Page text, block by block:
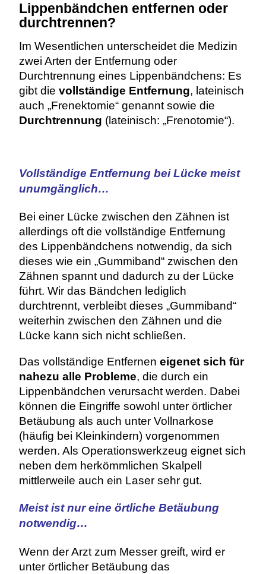
Lippenbändchen entfernen oder
durchtrennen?
Im Wesentlichen unterscheidet die Medizin
zwei Arten der Entfernung oder
Durchtrennung eines Lippenbändchens: Es
gibt die vollständige Entfernung, lateinisch
auch „Frenektomie“ genannt sowie die
Durchtrennung (lateinisch: „Frenotomie“).
Vollständige Entfernung bei Lücke meist
unumgänglich…
Bei einer Lücke zwischen den Zähnen ist
allerdings oft die vollständige Entfernung
des Lippenbändchens notwendig, da sich
dieses wie ein „Gummiband“ zwischen den
Zähnen spannt und dadurch zu der Lücke
führt. Wir das Bändchen lediglich
durchtrennt, verbleibt dieses „Gummiband“
weiterhin zwischen den Zähnen und die
Lücke kann sich nicht schließen.
Das vollständige Entfernen eigenet sich für
nahezu alle Probleme, die durch ein
Lippenbändchen verursacht werden. Dabei
können die Eingriffe sowohl unter örtlicher
Betäubung als auch unter Vollnarkose
(häufig bei Kleinkindern) vorgenommen
werden. Als Operationswerkzeug eignet sich
neben dem herkömmlichen Skalpell
mittlerweile auch ein Laser sehr gut.
Meist ist nur eine örtliche Betäubung
notwendig…
Wenn der Arzt zum Messer greift, wird er
unter örtlicher Betäubung das